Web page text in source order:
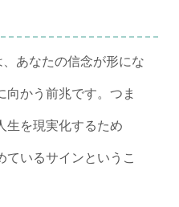
あなたの信念が形にな
向かう前兆です。つま
生を現実化するため
ているサインというこ